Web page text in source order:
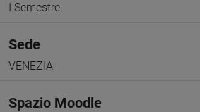
I Semestre
Sede
VENEZIA
Spazio Moodle